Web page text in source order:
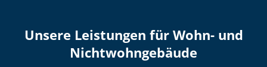
Unsere Leistungen für Wohn- und
Nicht­wohn­ge­bäu­de